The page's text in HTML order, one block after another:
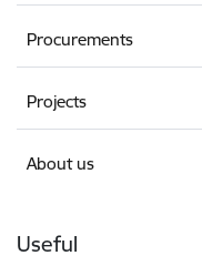
Procurements
Projects
About us
Useful